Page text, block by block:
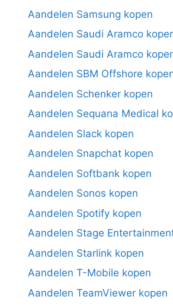
Aandelen Samsung kopen
Aandelen Saudi Aramco
Aandelen Saudi Aramco
Aandelen SBM Offshore
Aandelen Schenker kopen
Aandelen Sequana Medical
Aandelen Slack kopen
Aandelen Snapchat kopen
Aandelen Softbank kopen
Aandelen Sonos kopen
Aandelen Spotify kopen
Aandelen Stage
Aandelen Starlink kopen
Aandelen T-Mobile kopen
Aandelen TeamViewer kopen